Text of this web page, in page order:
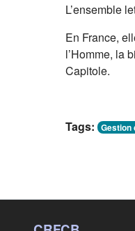
L’ensemble
En France,
l’Homme, la
Capitole.
Tags: Gestion